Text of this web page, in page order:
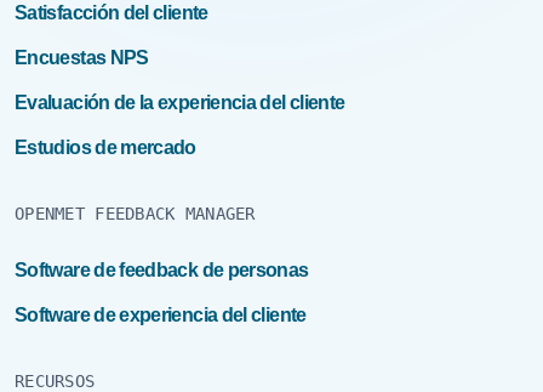
Satisfacción del cliente
Encuestas NPS
Evaluación de la experiencia del cliente
Estudios de mercado
OPENMET FEEDBACK MANAGER
Software de feedback de personas
Software de experiencia del cliente
RECURSOS